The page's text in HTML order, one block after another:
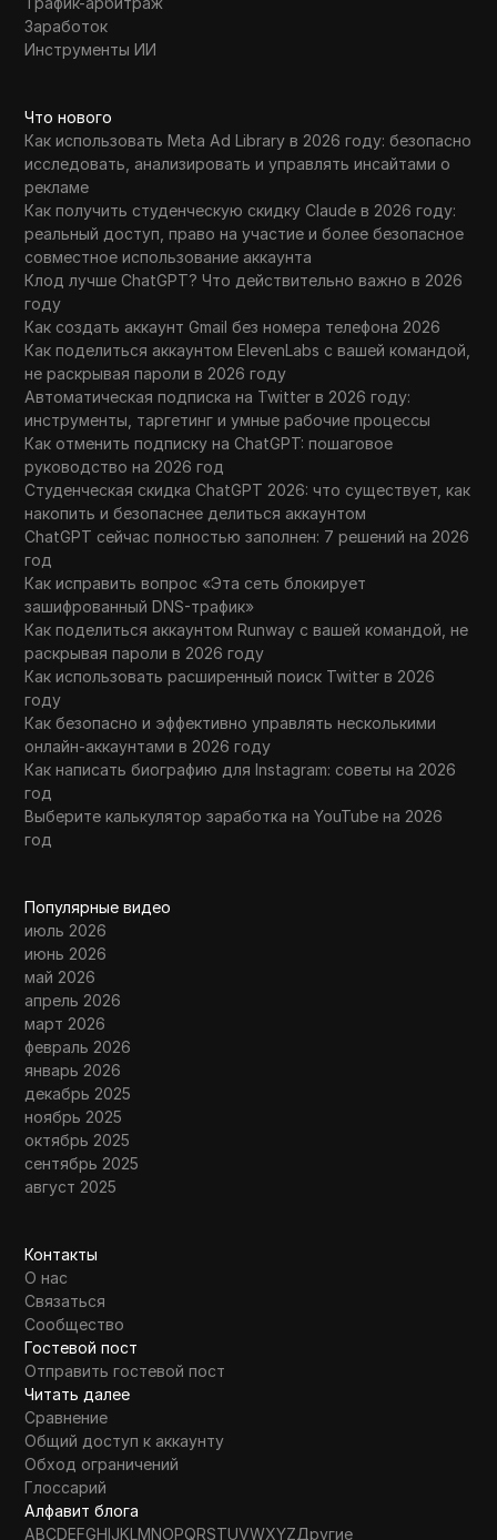
Заработок
Инструменты ИИ
Что нового
Как использовать Meta Ad Library в 2026 году: безопасно
исследовать, анализировать и управлять инсайтами о
рекламе
Как получить студенческую скидку Claude в 2026 году:
реальный доступ, право на участие и более безопасное
совместное использование аккаунта
Клод лучше ChatGPT? Что действительно важно в 2026
году
Как создать аккаунт Gmail без номера телефона 2026
Как поделиться аккаунтом ElevenLabs с вашей командой,
не раскрывая пароли в 2026 году
Автоматическая подписка на Twitter в 2026 году:
инструменты, таргетинг и умные рабочие процессы
Как отменить подписку на ChatGPT: пошаговое
руководство на 2026 год
Студенческая скидка ChatGPT 2026: что существует, как
накопить и безопаснее делиться аккаунтом
ChatGPT сейчас полностью заполнен: 7 решений на 2026
год
Как исправить вопрос «Эта сеть блокирует
зашифрованный DNS-трафик»
Как поделиться аккаунтом Runway с вашей командой, не
раскрывая пароли в 2026 году
Как использовать расширенный поиск Twitter в 2026
году
Как безопасно и эффективно управлять несколькими
онлайн-аккаунтами в 2026 году
Как написать биографию для Instagram: советы на 2026
год
Выберите калькулятор заработка на YouTube на 2026
год
Популярные видео
июль 2026
июнь 2026
май 2026
апрель 2026
март 2026
февраль 2026
январь 2026
декабрь 2025
ноябрь 2025
октябрь 2025
сентябрь 2025
август 2025
Контакты
О нас
Связаться
Сообщество
Гостевой пост
Отправить гостевой пост
Читать далее
Сравнение
Общий доступ к аккаунту
Обход ограничений
Глоссарий
Алфавит блога
ABCDEFGHIJKLMNOPQRSTUVWXYZДругие